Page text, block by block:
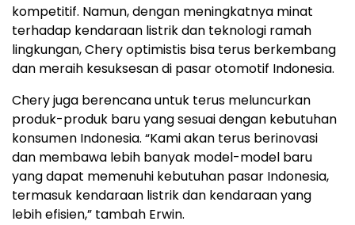
kompetitif. Namun, dengan meningkatnya minat
terhadap kendaraan listrik dan teknologi ramah
lingkungan, Chery optimistis bisa terus berkembang
dan meraih kesuksesan di pasar otomotif Indonesia.
Chery juga berencana untuk terus meluncurkan
produk-produk baru yang sesuai dengan kebutuhan
konsumen Indonesia. “Kami akan terus berinovasi
dan membawa lebih banyak model-model baru
yang dapat memenuhi kebutuhan pasar Indonesia,
termasuk kendaraan listrik dan kendaraan yang
lebih efisien,” tambah Erwin.